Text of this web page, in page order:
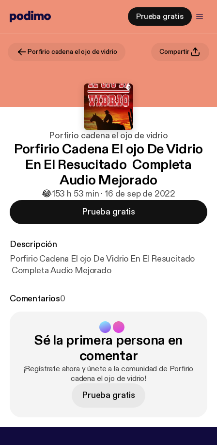
Prueba gratis
Porfirio cadena el ojo de vidrio Compartir
Porfirio cadena el ojo de vidrio
Porfirio Cadena El ojo De Vidrio
En El Resucitado Completa
Audio Mejorado
😂153 h 53 min · 16 de sep de 2022
Prueba gratis
Descripción
Porfirio Cadena El ojo De Vidrio En El Resucitado
Completa Audio Mejorado
Comentarios0
Sé la primera persona en
comentar
¡Regístrate ahora y únete a la comunidad de Porfirio
cadena el ojo de vidrio!
Prueba gratis